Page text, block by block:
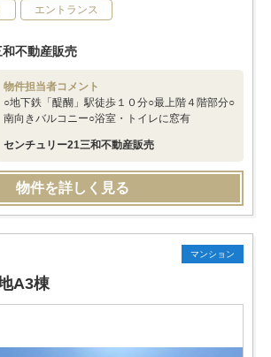
エントランス
不動産販売
物件担当者コメント
○地下鉄「醍醐」駅徒歩１０分○最上階４階部分○
南向きバルコニー○浴室・トイレに窓有
センチュリー21三和不動産販売
物件を詳しく見る
マンション
A3棟